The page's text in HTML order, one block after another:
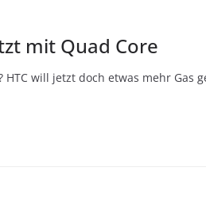
mit Quad Core
will jetzt doch etwas mehr Gas